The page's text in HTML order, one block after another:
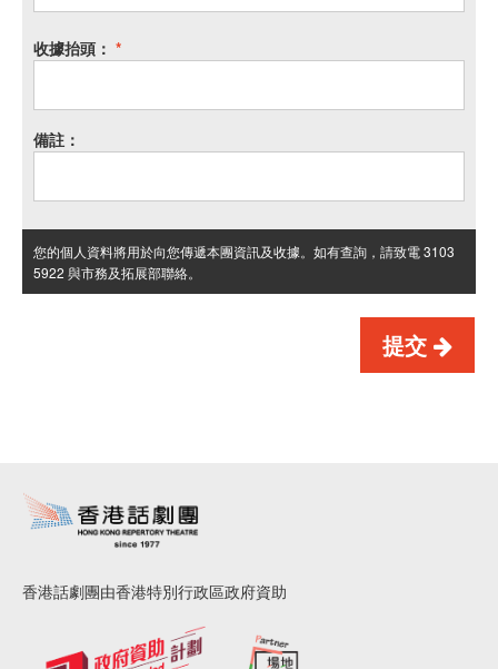
收據抬頭： *
備註：
您的個人資料將用於向您傳遞本團資訊及收據。如有查詢，請致電 3103
5922 與市務及拓展部聯絡。
提交
香港話劇團由香港特別行政區政府資助